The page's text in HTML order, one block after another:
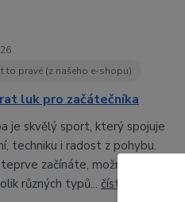
to pravé (z našeho e-shopu)
luk pro začátečníka
je skvělý sport, který spojuje
techniku i radost z pohybu.
začínáte, možná vás
různých typů... číst celé